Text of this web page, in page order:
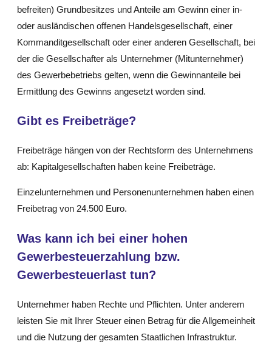
befreiten) Grundbesitzes und Anteile am Gewinn einer in-
oder ausländischen offenen Handelsgesellschaft, einer
Kommanditgesellschaft oder einer anderen Gesellschaft, bei
der die Gesellschafter als Unternehmer (Mitunternehmer)
des Gewerbebetriebs gelten, wenn die Gewinnanteile bei
Ermittlung des Gewinns angesetzt worden sind.
Gibt es Freibeträge?
Freibeträge hängen von der Rechtsform des Unternehmens
ab: Kapitalgesellschaften haben keine Freibeträge.
Einzelunternehmen und Personenunternehmen haben einen
Freibetrag von 24.500 Euro.
Was kann ich bei einer hohen
Gewerbesteuerzahlung bzw.
Gewerbesteuerlast tun?
Unternehmer haben Rechte und Pflichten. Unter anderem
leisten Sie mit Ihrer Steuer einen Betrag für die Allgemeinheit
und die Nutzung der gesamten Staatlichen Infrastruktur.